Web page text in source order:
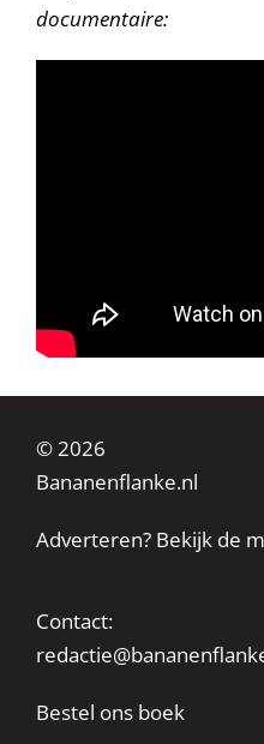
documentaire:
© 2026
Bananenflanke.nl
Adverteren? Bekijk de
Contact:
Bestel ons boek